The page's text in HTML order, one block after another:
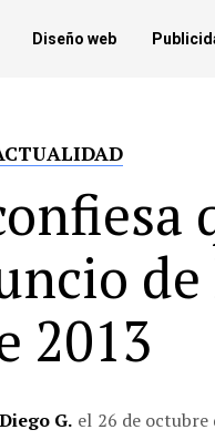
Diseño web
2013
Diego G. el 26 de octubre